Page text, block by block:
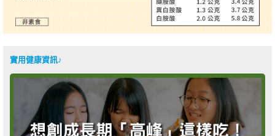
實用健康資訊♪